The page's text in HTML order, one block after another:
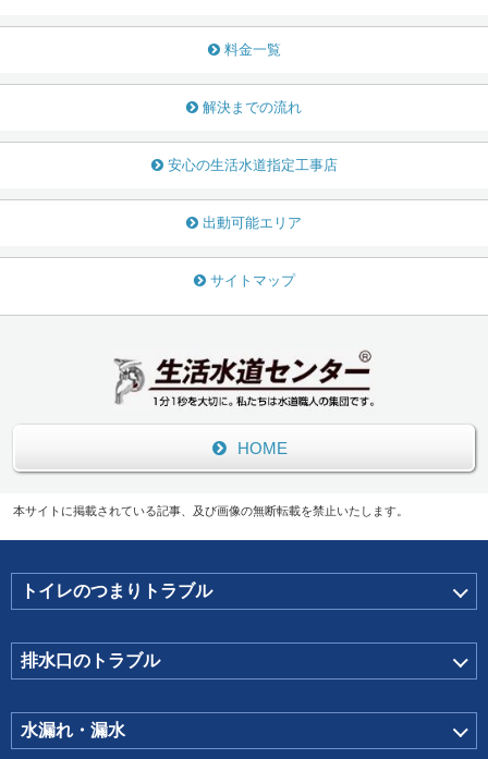
料金一覧
解決までの流れ
安心の生活水道指定工事店
出動可能エリア
サイトマップ
HOME
本サイトに掲載されている記事、及び画像の無断転載を禁止いたします。
トイレのつまりトラブル
排水口のトラブル
水漏れ・漏水